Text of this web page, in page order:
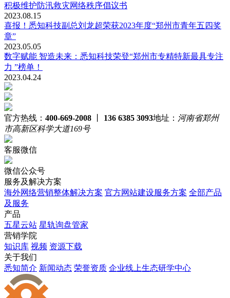
积极维护防汛救灾网络秩序倡议书
2023.08.15
喜报！悉知科技副总刘龙超荣获2023年度“郑州市青年五四奖
章”
2023.05.05
数字赋能 智造未来：悉知科技荣登“郑州市专精特新最具专注
力 ”榜单！
2023.04.24
官方热线： 400-669-2008 136 6385 3093地址： 河南省郑州
市高新区科学大道169号
客服微信
微信公众号
服务及解决方案
海外网络营销整体解决方案 官方网站建设服务方案 全部产品
及服务
产品
五星云站 星轨询盘管家
营销学院
知识库 视频 资源下载
关于我们
悉知简介 新闻动态 荣誉资质 企业线上生态研学中心